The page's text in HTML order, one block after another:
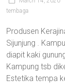
tembaga
Produsen
Sijunjung .
diapit kaki
Kampung tsb
Estetika tempa